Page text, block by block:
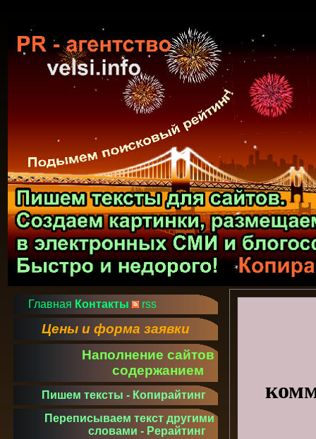
Главная Контакты rss
Цены и форма заявки
Наполнение сайтов
содержанием
Пишем тексты - Копирайтинг
Переписываем текст другими
словами - Рерайтинг